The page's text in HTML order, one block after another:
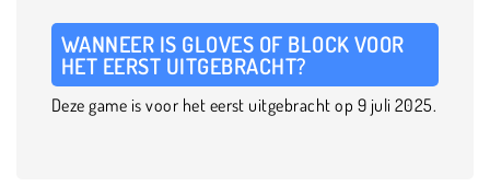
WANNEER IS GLOVES OF BLOCK VOOR
HET EERST UITGEBRACHT?
Deze game is voor het eerst uitgebracht op 9 juli 2025.